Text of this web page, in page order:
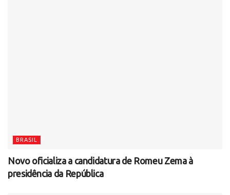
BRASIL
Novo oficializa a candidatura de Romeu Zema à
presidência da República